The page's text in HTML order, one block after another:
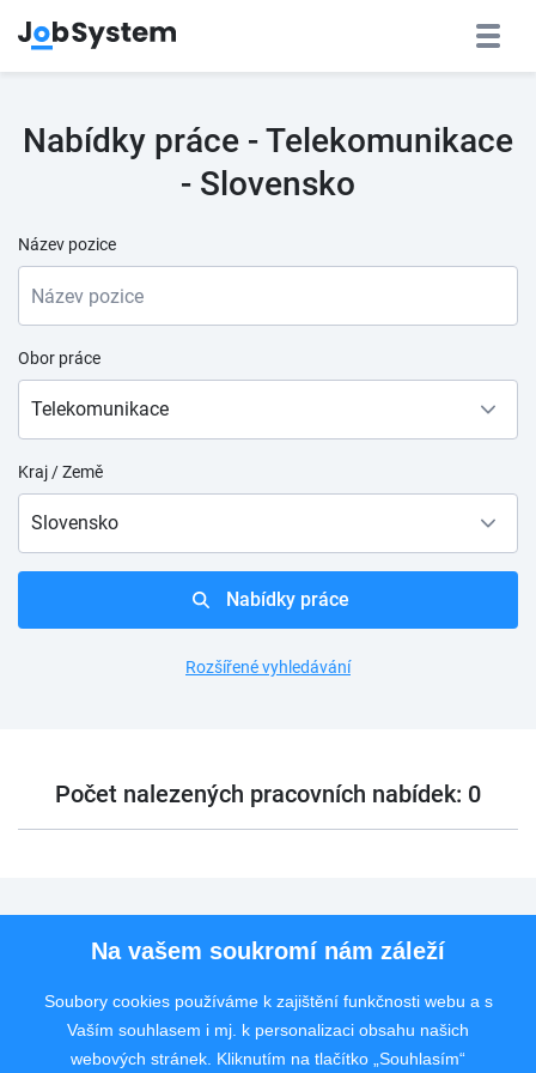
Nabídky práce - Telekomunikace
- Slovensko
Název pozice
Obor práce
Telekomunikace
Kraj / Země
Slovensko
Nabídky práce
Rozšířené vyhledávání
Počet nalezených pracovních nabídek: 0
Pro uchazeče
Rychlý kontakt
Na vašem soukromí nám záleží
Soubory cookies používáme k zajištění funkčnosti webu a s
Vaším souhlasem i mj. k personalizaci obsahu našich
webových stránek. Kliknutím na tlačítko „Souhlasím“